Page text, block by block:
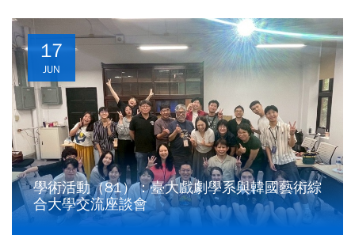
17
JUN
學術活動（81）：臺大戲劇學系與韓國藝術綜
合大學交流座談會